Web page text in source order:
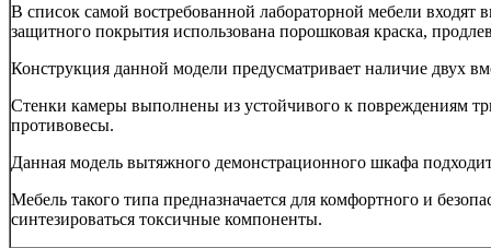
В список самой востребованной лабораторной мебели
защитного покрытия использована порошковая краска,
Конструкция данной модели предусматривает наличие двух
Стенки камеры выполнены из устойчивого к повреждениям
противовесы.
Данная модель вытяжного демонстрационного шкафа
Мебель такого типа предназначается для комфортного и
синтезироваться токсичные компоненты.